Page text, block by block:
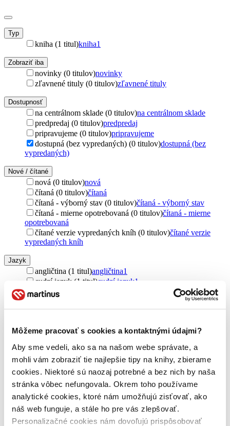
Môžeme pracovať s cookies a kontaktnými údajmi?
Aby sme vedeli, ako sa na našom webe správate, a
mohli vám zobraziť tie najlepšie tipy na knihy, zbierame
cookies. Niektoré sú naozaj potrebné a bez nich by naša
stránka vôbec nefungovala. Okrem toho používame
analytické cookies, ktoré nám umožňujú zisťovať, ako
náš web funguje, a stále ho pre vás zlepšovať.
Personalizačné cookies nám dovoľujú prispôsobovať
Typ
kniha (1 titul)kniha1
Zobraziť iba
novinky (0 titulov)novinky
zľavnené tituly (0 titulov)zľavnené tituly
Dostupnosť
na centrálnom sklade (0 titulov)na centrálnom sklade
predpredaj (0 titulov)predpredaj
pripravujeme (0 titulov)pripravujeme
dostupná (bez vypredaných) (0 titulov)dostupná (bez
vypredaných)
Nové / čítané
nová (0 titulov)nová
čítaná (0 titulov)čítaná
čítaná - výborný stav (0 titulov)čítaná - výborný stav
čítaná - mierne opotrebovaná (0 titulov)čítaná - mierne
opotrebovaná
čítané verzie vypredaných kníh (0 titulov)čítané verzie
vypredaných kníh
Jazyk
angličtina (1 titul)angličtina1
cudzí jazyk (1 titul)cudzí jazyk1
Pre koho
pre dospelých (1 titul)pre dospelých1
Vydavateľstvo
Väzba
brožovaná väzba (1 titul)brožovaná väzba 1
Zúžiť výber
Zoradiť